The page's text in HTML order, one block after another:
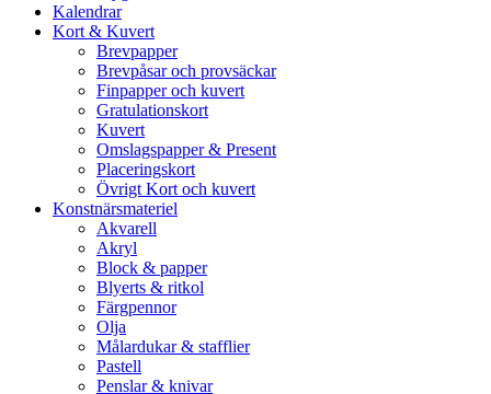
Kalendrar
Kort & Kuvert
Brevpapper
Brevpåsar och provsäckar
Finpapper och kuvert
Gratulationskort
Kuvert
Omslagspapper & Present
Placeringskort
Övrigt Kort och kuvert
Konstnärsmateriel
Akvarell
Akryl
Block & papper
Blyerts & ritkol
Färgpennor
Olja
Målardukar & stafflier
Pastell
Penslar & knivar